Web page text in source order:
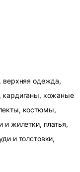
верхняя одежда,
кардиганы, кожаные
костюмы,
и жилетки, платья,
и толстовки,